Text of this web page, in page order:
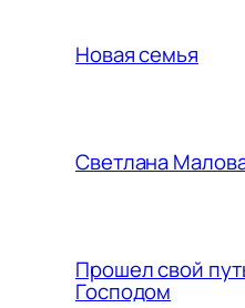
Новая семья
Светлана
Прошел свой
Господом